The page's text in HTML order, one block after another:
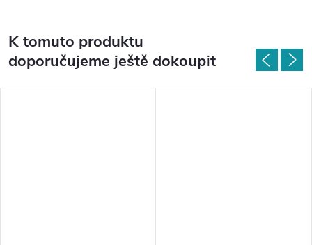
K tomuto produktu
doporučujeme ještě dokoupit